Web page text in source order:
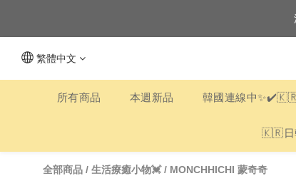
繁體中文
所有商品 本週新品 韓國連線中
🇰🇷日
全部商品 / 生活療癒小物💓/ MONCHHICHI 蒙奇奇